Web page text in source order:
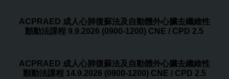
ACPRAED 成人心肺復蘇法及自動體外心臟去纖維性
顫動法課程 9.9.2026 (0900-1200) CNE / CPD 2.5
ACPRAED 成人心肺復蘇法及自動體外心臟去纖維性
顫動法課程 14.9.2026 (0900-1200) CNE / CPD 2.5